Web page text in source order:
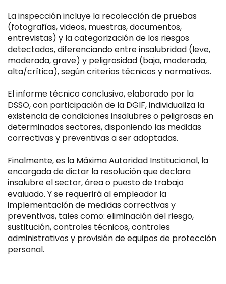
La inspección incluye la recolección de pruebas
(fotografías, videos, muestras, documentos,
entrevistas) y la categorización de los riesgos
detectados, diferenciando entre insalubridad (leve,
moderada, grave) y peligrosidad (baja, moderada,
alta/crítica), según criterios técnicos y normativos.
El informe técnico conclusivo, elaborado por la
DSSO, con participación de la DGIF, individualiza la
existencia de condiciones insalubres o peligrosas en
determinados sectores, disponiendo las medidas
correctivas y preventivas a ser adoptadas.
Finalmente, es la Máxima Autoridad Institucional, la
encargada de dictar la resolución que declara
insalubre el sector, área o puesto de trabajo
evaluado. Y se requerirá al empleador la
implementación de medidas correctivas y
preventivas, tales como: eliminación del riesgo,
sustitución, controles técnicos, controles
administrativos y provisión de equipos de protección
personal.